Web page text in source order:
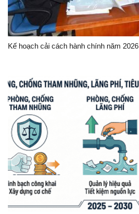
Kế hoạch cải cách hành chính năm 2026